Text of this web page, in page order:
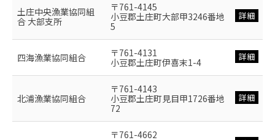
土庄中央漁業協同組
合 大部支所
〒761-4145
小豆郡土庄町大部甲3246番地
5
詳細
四海漁業協同組合
〒761-4131
小豆郡土庄町伊喜末1-4
詳細
北浦漁業協同組合
〒761-4143
小豆郡土庄町見目甲1726番地
72
詳細
〒761-4662